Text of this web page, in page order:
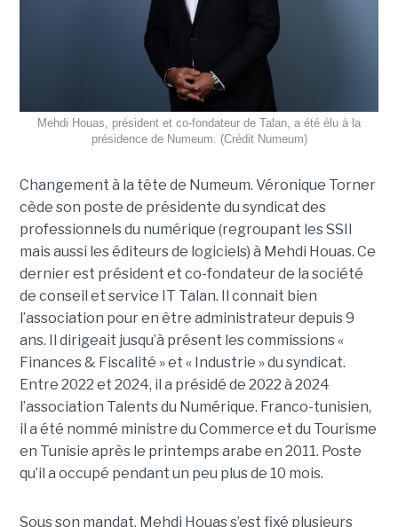
Mehdi Houas, président et co-fondateur de Talan, a été élu à la
présidence de Numeum. (Crédit Numeum)
Changement à la tête de Numeum. Véronique Torner
cède son poste de présidente du syndicat des
professionnels du numérique (regroupant les SSII
mais aussi les éditeurs de logiciels) à Mehdi Houas. Ce
dernier est président et co-fondateur de la société
de conseil et service IT Talan. Il connait bien
l’association pour en être administrateur depuis 9
ans. Il dirigeait jusqu’à présent les commissions «
Finances & Fiscalité » et « Industrie » du syndicat.
Entre 2022 et 2024, il a présidé de 2022 à 2024
l’association Talents du Numérique. Franco-tunisien,
il a été nommé ministre du Commerce et du Tourisme
en Tunisie après le printemps arabe en 2011. Poste
qu’il a occupé pendant un peu plus de 10 mois.
Sous son mandat, Mehdi Houas s’est fixé plusieurs